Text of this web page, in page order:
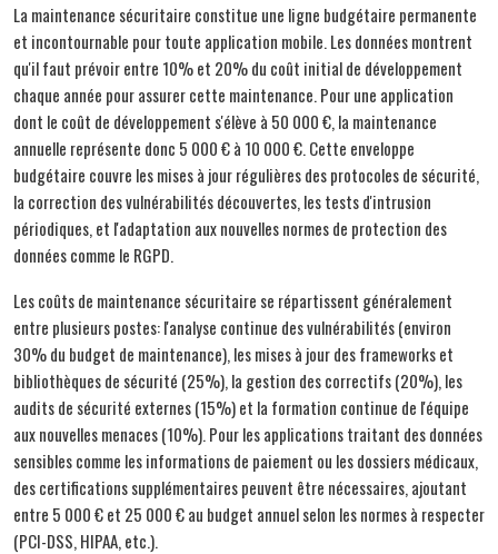
La maintenance sécuritaire constitue une ligne budgétaire permanente
et incontournable pour toute application mobile. Les données montrent
qu'il faut prévoir entre 10% et 20% du coût initial de développement
chaque année pour assurer cette maintenance. Pour une application
dont le coût de développement s'élève à 50 000 €, la maintenance
annuelle représente donc 5 000 € à 10 000 €. Cette enveloppe
budgétaire couvre les mises à jour régulières des protocoles de sécurité,
la correction des vulnérabilités découvertes, les tests d'intrusion
périodiques, et l'adaptation aux nouvelles normes de protection des
données comme le RGPD.
Les coûts de maintenance sécuritaire se répartissent généralement
entre plusieurs postes: l'analyse continue des vulnérabilités (environ
30% du budget de maintenance), les mises à jour des frameworks et
bibliothèques de sécurité (25%), la gestion des correctifs (20%), les
audits de sécurité externes (15%) et la formation continue de l'équipe
aux nouvelles menaces (10%). Pour les applications traitant des données
sensibles comme les informations de paiement ou les dossiers médicaux,
des certifications supplémentaires peuvent être nécessaires, ajoutant
entre 5 000 € et 25 000 € au budget annuel selon les normes à respecter
(PCI-DSS, HIPAA, etc.).